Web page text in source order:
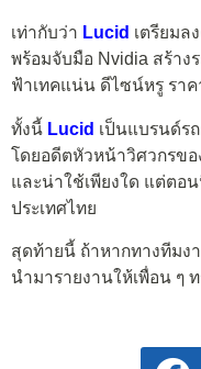
เท่ากับว่า Lucid เตรียมล
พร้อมจับมือ Nvidia สร้าง
ฟ้าเทคแน่น ดีไซน์หรู รา
ทั้งนี้ Lucid เป็นแบรนด์ร
โดยอดีตหัวหน้าวิศวกรขอ
และน่าใช้เพียงใด แต่ตอ
ประเทศไทย
สุดท้ายนี้ ถ้าหากทางทีมง
นำมารายงานให้เพื่อน ๆ